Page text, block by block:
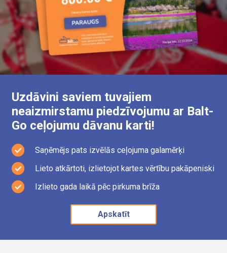
Uzdāvini saviem tuvajiem
neaizmirstamu piedzīvojumu ar Balt-
Go ceļojumu dāvanu karti!
Saņēmējs pats izvēlās ceļojuma galamērķi
Lieto atkārtoti, izlietojot kartes vērtību pakāpeniski
Izlieto gada laikā pēc pirkuma brīža
Apskatīt